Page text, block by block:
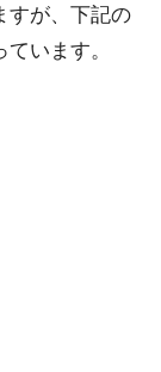
すが、下記の
います。